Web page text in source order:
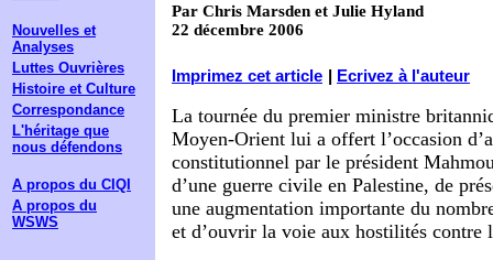
Nouvelles et
Analyses
Luttes Ouvrières
Histoire et Culture
Correspondance
L'héritage que
nous défendons
A propos du CIQI
A propos du
WSWS
Par Chris Marsden et Julie Hyland
22 décembre 2006
Imprimez cet article Ecrivez à l'auteur
La tournée du premier ministre
Moyen-Orient lui a offert l’occasion
constitutionnel par le président
d’une guerre civile en Palestine, de
une augmentation importante du
et d’ouvrir la voie aux hostilités contre